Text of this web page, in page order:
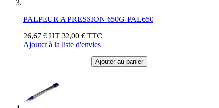
PALPEUR A PRESSION 650G-PAL650
26,67 € HT 32,00 € TTC
Ajouter à la liste d'envies
Ajouter au panier